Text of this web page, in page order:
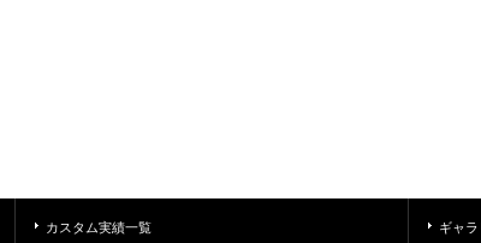
カスタム実績一覧 ギャラ